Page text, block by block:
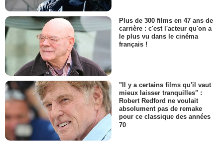
Plus de 300 films en 47 ans de
carrière : c'est l'acteur qu'on a
le plus vu dans le cinéma
français !
"Il y a certains films qu'il vaut
mieux laisser tranquilles" :
Robert Redford ne voulait
absolument pas de remake
pour ce classique des années
70